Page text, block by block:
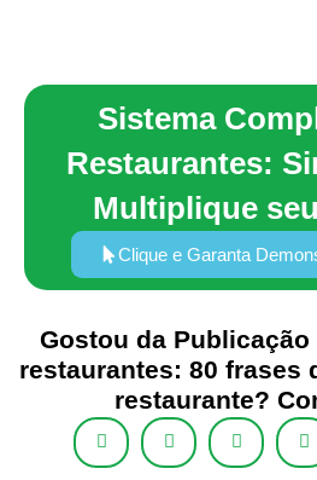
Sistema
Restaurantes:
Multiplique
Clique e Garanta
Gostou da
restaurantes: 80 frases
restaurante?